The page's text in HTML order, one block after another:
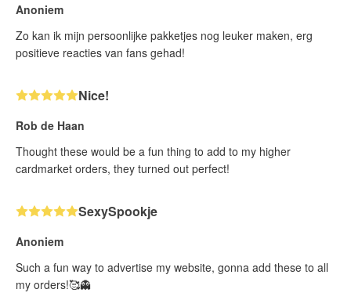
Anoniem
Zo kan ik mijn persoonlijke pakketjes nog leuker maken, erg
positieve reacties van fans gehad!
Nice!
Rob de Haan
Thought these would be a fun thing to add to my higher
cardmarket orders, they turned out perfect!
SexySpookje
Anoniem
Such a fun way to advertise my website, gonna add these to all
my orders!🥰👻